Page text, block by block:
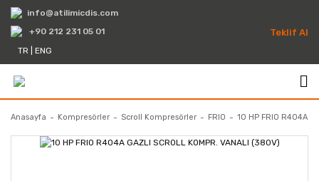
info@atilimicdis.com
+90 212 231 05 01
TR
ENG
Teklif Al
Anasayfa Kompresörler Scroll Kompresörler FRIO 10 HP FRIO R404A